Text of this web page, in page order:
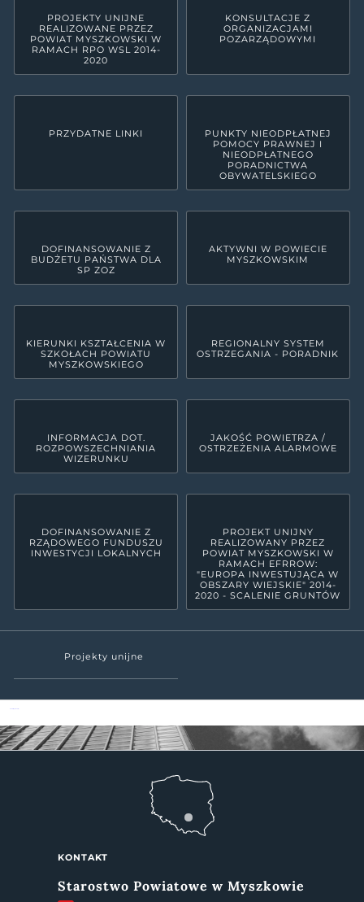
PROJEKTY UNIJNE
REALIZOWANE PRZEZ
POWIAT MYSZKOWSKI W
RAMACH RPO WSL 2014-
2020
KONSULTACJE Z
ORGANIZACJAMI
POZARZĄDOWYMI
PRZYDATNE LINKI
PUNKTY NIEODPŁATNEJ
POMOCY PRAWNEJ I
NIEODPŁATNEGO
PORADNICTWA
OBYWATELSKIEGO
DOFINANSOWANIE Z
BUDŻETU PAŃSTWA DLA
SP ZOZ
AKTYWNI W POWIECIE
MYSZKOWSKIM
KIERUNKI KSZTAŁCENIA W
SZKOŁACH POWIATU
MYSZKOWSKIEGO
REGIONALNY SYSTEM
OSTRZEGANIA - PORADNIK
INFORMACJA DOT.
ROZPOWSZECHNIANIA
WIZERUNKU
JAKOŚĆ POWIETRZA /
OSTRZEŻENIA ALARMOWE
DOFINANSOWANIE Z
RZĄDOWEGO FUNDUSZU
INWESTYCJI LOKALNYCH
PROJEKT UNIJNY
REALIZOWANY PRZEZ
POWIAT MYSZKOWSKI W
RAMACH EFRROW:
"EUROPA INWESTUJĄCA W
OBSZARY WIEJSKIE" 2014-
2020 - SCALENIE GRUNTÓW
Projekty unijne
KONTAKT
Starostwo Powiatowe w Myszkowie